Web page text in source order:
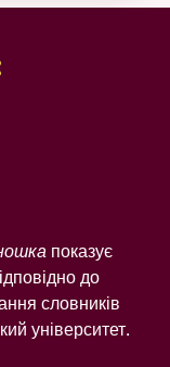
показує
до
словників
університет.